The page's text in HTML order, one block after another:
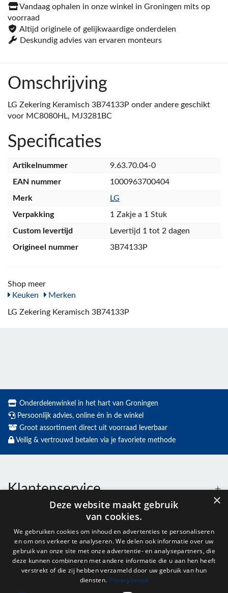
Vandaag ophalen in onze winkel in Groningen mits op
voorraad
Altijd originele of gelijkwaardige onderdelen
Deskundig advies van ervaren monteurs
Omschrijving
LG Zekering Keramisch 3B74133P onder andere geschikt
voor MC8080HL, MJ3281BC
Specificaties
Artikelnummer
9.63.70.04-0
EAN nummer
1000963700404
Merk
LG
Verpakking
1 Zakje a 1 Stuk
Custom levertijd
Levertijd 1 tot 2 dagen
Origineel nummer
3B74133P
Shop meer
Keuken
Merken
LG Zekering Keramisch 3B74133P
Onderdelenwinkel in het hart van Groningen
Persoonlijk advies, online én in de winkel
Groot assortiment direct uit voorraad leverbaar
Veilig & vertrouwd betalen via je favoriete methode
Klantenservice
Openingstijden
Nieuwsbrief
×
Deze website maakt gebruik
van cookies.
We gebruiken cookies om inhoud en advertenties te personaliseren
en om ons verkeer te analyseren. We delen ook informatie over uw
gebruik van onze site met onze advertentie- en analysepartners, die
deze kunnen combineren met andere informatie die u aan hen heeft
verstrekt of die zij hebben verzameld door uw gebruik van hun
diensten. Privacybeleid